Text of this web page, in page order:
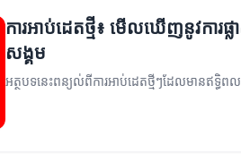
ការអាប់ដេតថ្មី៖ មើលឃើញនូវការផ្ល
សង្គម
អត្ថបទនេះពន្យល់ពីការអាប់ដេតថ្មីៗដែលមានឥទ្ធិ